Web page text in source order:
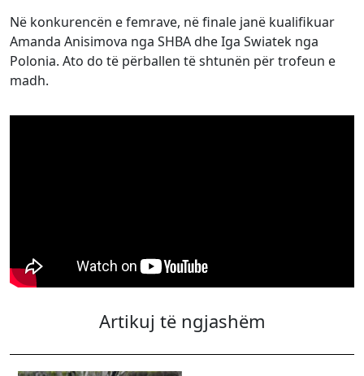
Në konkurencën e femrave, në finale janë kualifikuar
Amanda Anisimova nga SHBA dhe Iga Swiatek nga
Polonia. Ato do të përballen të shtunën për trofeun e
madh.
Artikuj të ngjashëm